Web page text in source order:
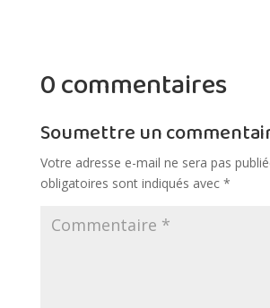
0 commentaires
Soumettre un
Votre adresse e-mail ne sera pas
obligatoires sont indiqués avec *